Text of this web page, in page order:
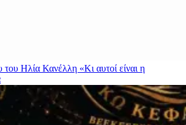
Ηλία Κανέλλη «Κι αυτοί είναι η